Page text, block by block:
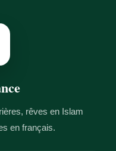
rêves en Islam
en français.